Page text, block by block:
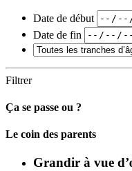
Date de début
Date de fin
Filtrer
Ça se passe ou ?
Carto
Le coin des parents
Grandir à vue